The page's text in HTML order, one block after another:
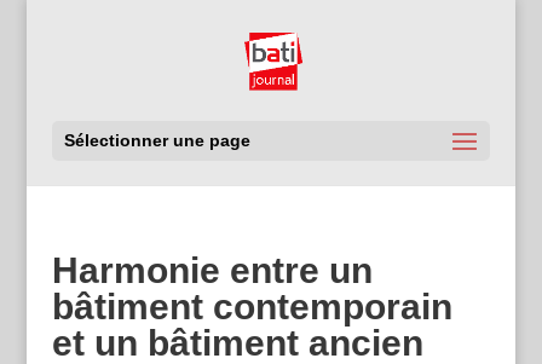
Sélectionner une page
Harmonie entre un
bâtiment contemporain
et un bâtiment ancien